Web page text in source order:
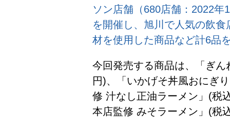
ソン店舗（680店舗：2022
を開催し、旭川で人気の飲
材を使用した商品など計6品
今回発売する商品は、「ぎ
円)、「いかげそ丼風おにぎ
修 汁なし正油ラーメン」(税
本店監修 みそラーメン」(税